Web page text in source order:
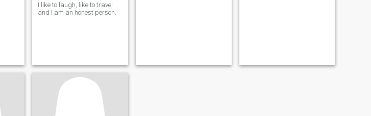
I like to laugh, like to travel
and I am an honest person.